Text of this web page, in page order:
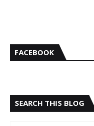
FACEBOOK
SEARCH THIS BLOG